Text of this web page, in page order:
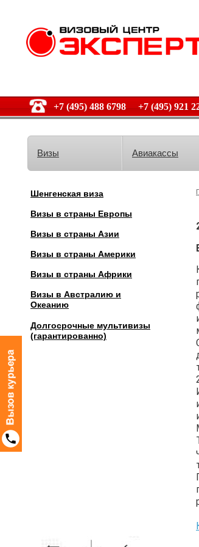
+7 (495) 488 6798 +7 (495) 921
Визы Авиакассы
Шенгенская виза
Визы в страны Европы
Визы в страны Азии
Визы в страны Америки
Визы в страны Африки
Визы в Австралию и
Океанию
Долгосрочные мультивизы
(гарантированно)